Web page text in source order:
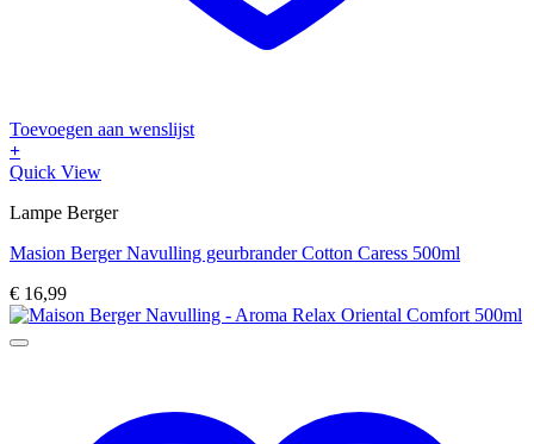
Toevoegen aan wenslijst
+
Quick View
Lampe Berger
Masion Berger Navulling geurbrander Cotton Caress 500ml
€ 16,99